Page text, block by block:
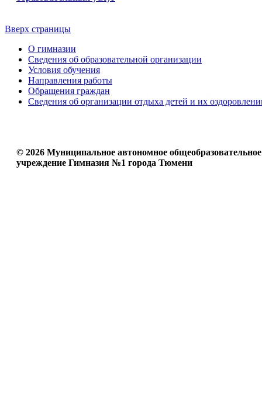
Вверх страницы
О гимназии
Сведения об образовательной организации
Условия обучения
Направления работы
Обращения граждан
Сведения об организации отдыха детей и их
© 2026 Муниципальное автономное общеобразовательное
учреждение Гимназия №1 города Тюмени